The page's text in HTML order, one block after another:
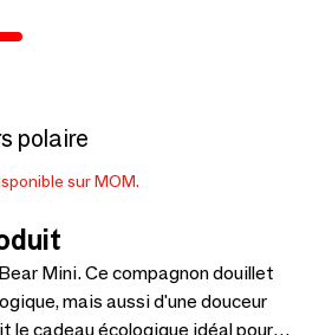
polaire
sur MOM.
Mini. Ce compagnon douillet
mais aussi d'une douceur
le cadeau écologique idéal pour